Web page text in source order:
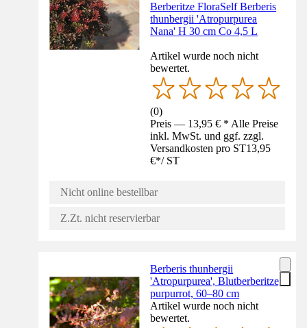
Berberitze FloraSelf Berberis
thunbergii 'Atropurpurea
Nana' H 30 cm Co 4,5 L
Artikel wurde noch nicht
bewertet.
(0)
Preis — 13,95 € * Alle Preise
inkl. MwSt. und ggf. zzgl.
Versandkosten pro ST13,95
€*/ ST
Nicht online bestellbar
Z.Zt. nicht reservierbar
Berberis thunbergii
'Atropurpurea', Blutberberitze,
purpurrot, 60–80 cm
Artikel wurde noch nicht
bewertet.